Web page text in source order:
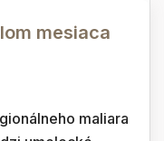
mesiaca
maliara